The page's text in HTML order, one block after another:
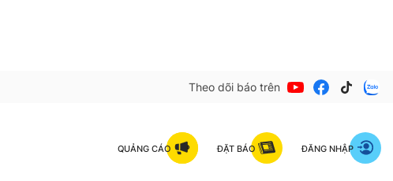
Theo dõi báo trên
QUẢNG CÁO ĐẶT BÁO ĐĂNG NHẬP